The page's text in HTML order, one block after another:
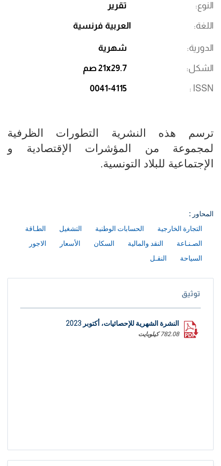
النوع تقرير
اللغة العربية فرنسية
الدورية شهرية
الشكل 21x29.7 صم
ISSN
0041-4115
ترسم هذه النشرية التطورات الظرفية
لمجموعة من المؤشرات الإقتصادية و
الإجتماعية للبلاد التونسية.​​​​​​​
المحاور :
التجارة الخارجية
الحسابات الوطنية التشغيل
الطـاقة
الصـنـاعة
النقد والمالية السكان الأسعار
الاجور
السياحة
النقـل
توثيق
النشرة الشهرية للإحصائيات، أكتوبر 2023
782.08 كيلوبايت